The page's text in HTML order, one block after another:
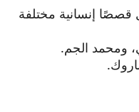
إنسانية مختلفة
ومحمد الجم.